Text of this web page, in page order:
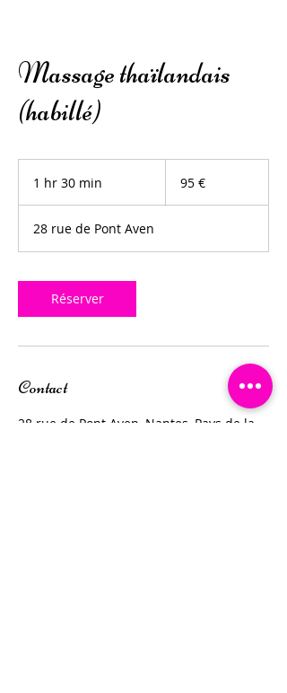
Massage thaïlandais
(habillé)
1 hr 30 min
0
m
n
95 €
28 rue de Pont Aven
Réserver
Contact
28 rue de Pont Aven, Nantes, Pays de la